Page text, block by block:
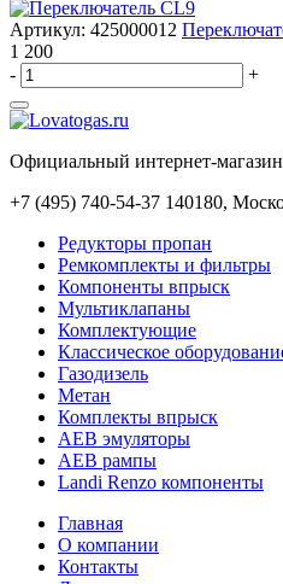
Артикул: 425000012
1 200
-
+
Официальный интернет-
+7 (495) 740-54-37 140180,
Редукторы пропан
Ремкомплекты и фильтры
Компоненты впрыск
Мультиклапаны
Комплектующие
Классическое
Газодизель
Метан
Комплекты впрыск
АЕВ эмуляторы
АЕВ рампы
Landi Renzo компоненты
Главная
О компании
Контакты